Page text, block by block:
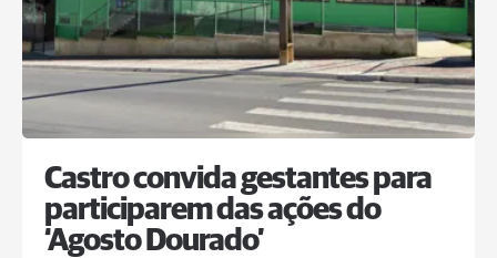
Castro convida gestantes para
participarem das ações do
‘Agosto Dourado’